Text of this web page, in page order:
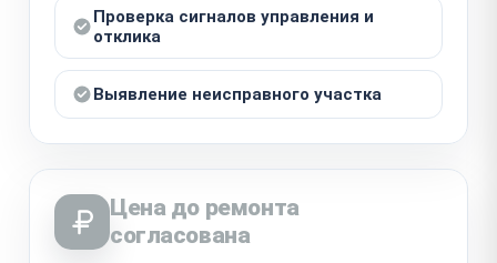
Проверка сигналов управления и
отклика
Выявление неисправного участка
Цена до ремонта
согласована